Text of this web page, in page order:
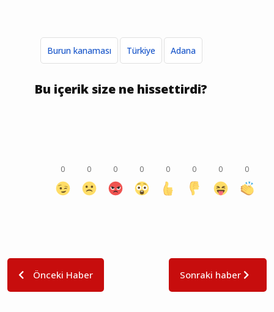
Burun kanaması Türkiye Adana
Bu içerik size ne hissettirdi?
0 0 0 0 0 0 0 0
Önceki Haber Sonraki haber